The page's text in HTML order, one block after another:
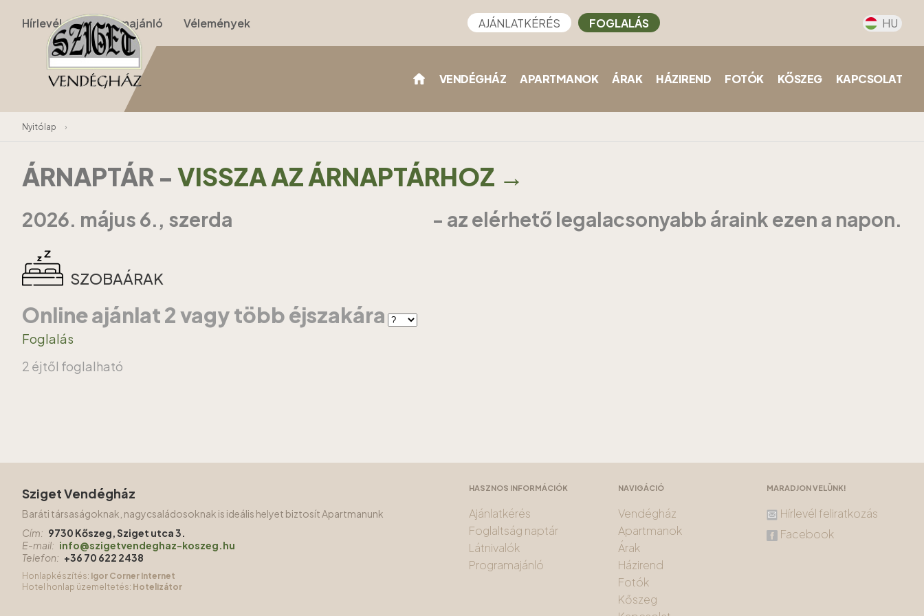
Hírlevél Programajánló Vélemények AJÁNLATKÉRÉS FOGLALÁS HU
VENDÉGHÁZ APARTMANOK ÁRAK HÁZIREND FOTÓK KŐSZEG KAPCSOLAT
Nyitólap ›
ÁRNAPTÁR - VISSZA AZ ÁRNAPTÁRHOZ →
2026. május 6., szerda - az elérhető legalacsonyabb áraink ezen a napon.
SZOBAÁRAK
Online ajánlat 2 vagy több éjszakára
Foglalás
2 éjtől foglalható
Sziget Vendégház
Baráti társaságoknak, nagycsaládosoknak is ideális helyet biztosít Apartmanunk
Cím: 9730 Kőszeg, Sziget utca 3.
E-mail: info@szigetvendeghaz-koszeg.hu
Telefon: +36 70 622 2438
Honlapkészítés: Igor Corner Internet
Hotel honlap üzemeltetés: Hotelizátor
HASZNOS INFORMÁCIÓK
Ajánlatkérés
Foglaltság naptár
Látnivalók
Programajánló
NAVIGÁCIÓ
Vendégház
Apartmanok
Árak
Házirend
Fotók
Kőszeg
MARADJON VELÜNK!
Hírlevél feliratkozás
Facebook